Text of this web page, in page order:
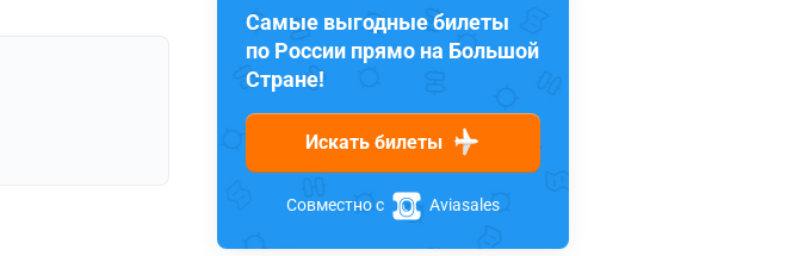
Самые выгодные билеты
по России прямо на Большой
Стране!
Искать билеты
Совместно с Aviasales